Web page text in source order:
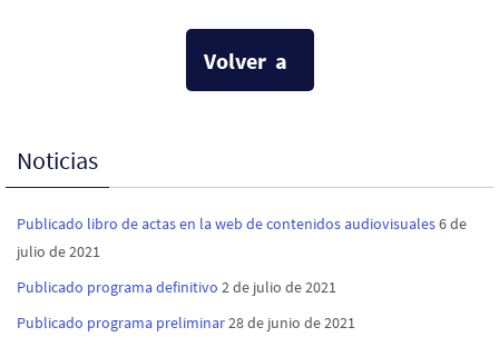
Volver a
Noticias
Publicado libro de actas en la web de contenidos audiovisuales6 de
julio de 2021
Publicado programa definitivo 2 de julio de 2021
Publicado programa preliminar28 de junio de 2021